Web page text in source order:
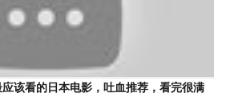
应该看的日本电影，吐血推荐，看完很满